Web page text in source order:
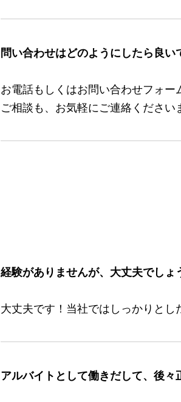
問い合わせはどのようにしたら良い
お電話もしくはお問い合わせフォー
ご相談も、お気軽にご連絡ください
経験がありませんが、大丈夫でしょ
大丈夫です！当社ではしっかりとし
アルバイトとして働きだして、後々